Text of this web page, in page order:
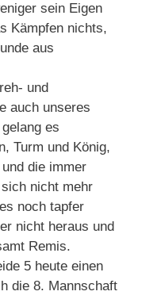
sein Eigen
Kämpfen nichts,
aus
und
auch unseres
es
Turm und König,
die immer
nicht mehr
noch tapfer
nicht heraus und
Remis.
5 heute einen
die 8. Mannschaft